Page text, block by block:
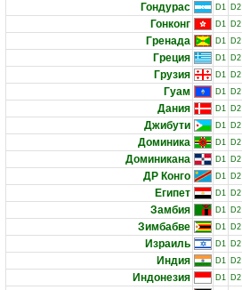
Гондурас D1 D2
Гонконг D1 D2
Гренада D1 D2
Греция D1 D2
Грузия D1 D2
Гуам D1 D2
Дания D1 D2
Джибути D1 D2
Доминика D1 D2
Доминикана D1 D2
ДР Конго D1 D2
Египет D1 D2
Замбия D1 D2
Зимбабве D1 D2
Израиль D1 D2
Индия D1 D2
Индонезия D1 D2